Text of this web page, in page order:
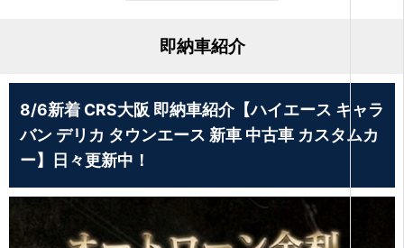
即納車紹介
8/6新着 CRS大阪 即納車紹介【ハイエース キャラ
バン デリカ タウンエース 新車 中古車 カスタムカ
ー】日々更新中！